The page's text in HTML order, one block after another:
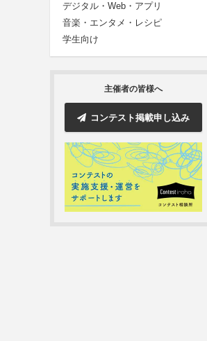
デジタル・Web・アプリ
音楽・エンタメ・レシピ
学生向け
主催者の皆様へ
コンテスト掲載申し込み